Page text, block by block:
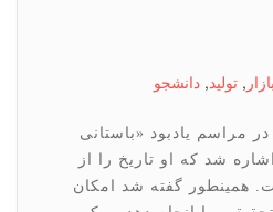
,دانشجو
یادبود «باستانی
كه او تاریخ را از
گفته شد امكان